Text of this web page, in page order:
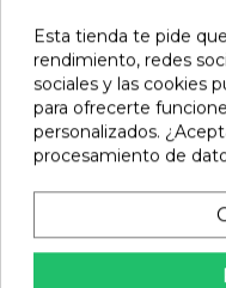
155051.
Marca: Hudy
15,95 €
En stock
Esta tienda te pide
rendimiento, redes
sociales y las cookies
para ofrecerte
personalizados.
procesamiento de